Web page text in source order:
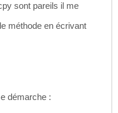
sont pareils il me
méthode en écrivant
démarche :